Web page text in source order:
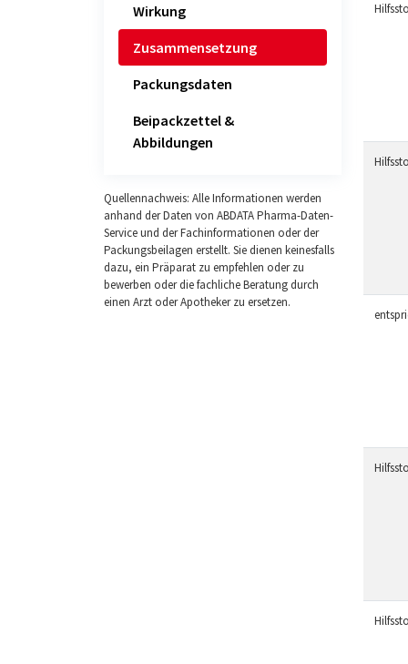
Wirkung
Zusammensetzung
Packungsdaten
Beipackzettel &
Abbildungen
Quellennachweis: Alle Informationen werden
anhand der Daten von ABDATA Pharma-Daten-
Service und der Fachinformationen oder der
Packungsbeilagen erstellt. Sie dienen keinesfalls
dazu, ein Präparat zu empfehlen oder zu
bewerben oder die fachliche Beratung durch
einen Arzt oder Apotheker zu ersetzen.